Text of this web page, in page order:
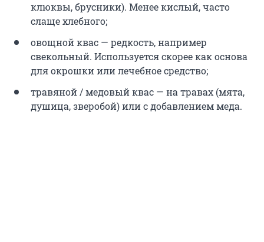
клюквы, брусники). Менее кислый, часто
слаще хлебного;
овощной квас — редкость, например
свекольный. Используется скорее как основа
для окрошки или лечебное средство;
травяной / медовый квас — на травах (мята,
душица, зверобой) или с добавлением меда.